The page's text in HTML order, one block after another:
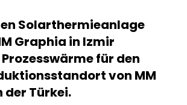
Solarthermieanlage
Graphia in Izmir
für den
von MM
der Türkei.